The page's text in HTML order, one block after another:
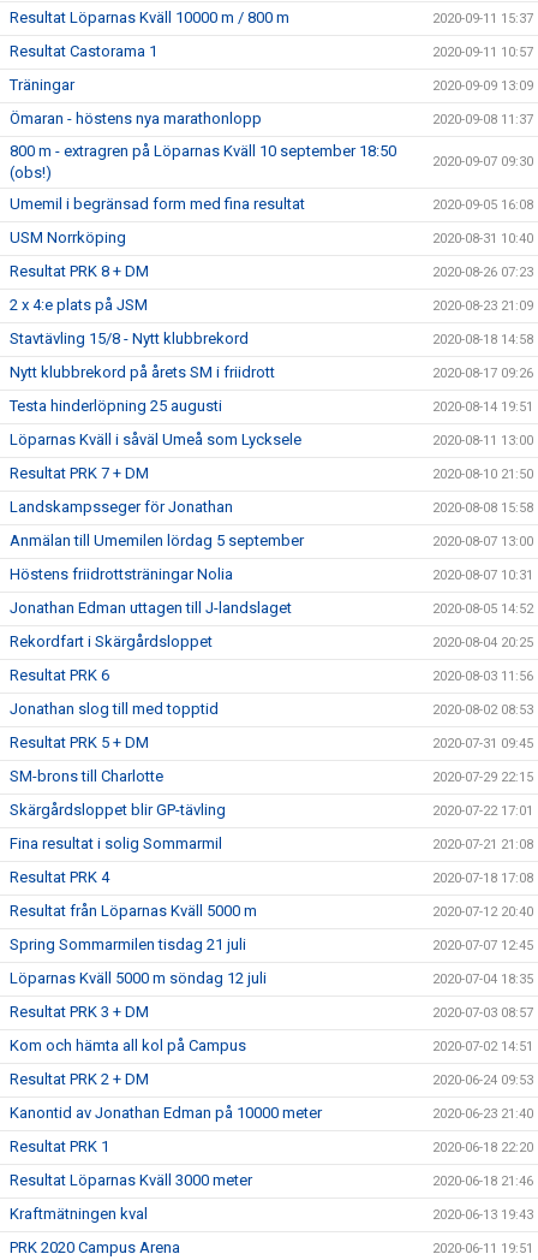
Resultat Löparnas Kväll 10000 m / 800 m 2020-09-11 15:37
Resultat Castorama 1 2020-09-11 10:57
Träningar 2020-09-09 13:09
Ömaran - höstens nya marathonlopp 2020-09-08 11:37
800 m - extragren på Löparnas Kväll 10 september 18:50
(obs!)
2020-09-07 09:30
Umemil i begränsad form med fina resultat 2020-09-05 16:08
USM Norrköping 2020-08-31 10:40
Resultat PRK 8 + DM 2020-08-26 07:23
2 x 4:e plats på JSM 2020-08-23 21:09
Stavtävling 15/8 - Nytt klubbrekord 2020-08-18 14:58
Nytt klubbrekord på årets SM i friidrott 2020-08-17 09:26
Testa hinderlöpning 25 augusti 2020-08-14 19:51
Löparnas Kväll i såväl Umeå som Lycksele 2020-08-11 13:00
Resultat PRK 7 + DM 2020-08-10 21:50
Landskampsseger för Jonathan 2020-08-08 15:58
Anmälan till Umemilen lördag 5 september 2020-08-07 13:00
Höstens friidrottsträningar Nolia 2020-08-07 10:31
Jonathan Edman uttagen till J-landslaget 2020-08-05 14:52
Rekordfart i Skärgårdsloppet 2020-08-04 20:25
Resultat PRK 6 2020-08-03 11:56
Jonathan slog till med topptid 2020-08-02 08:53
Resultat PRK 5 + DM 2020-07-31 09:45
SM-brons till Charlotte 2020-07-29 22:15
Skärgårdsloppet blir GP-tävling 2020-07-22 17:01
Fina resultat i solig Sommarmil 2020-07-21 21:08
Resultat PRK 4 2020-07-18 17:08
Resultat från Löparnas Kväll 5000 m 2020-07-12 20:40
Spring Sommarmilen tisdag 21 juli 2020-07-07 12:45
Löparnas Kväll 5000 m söndag 12 juli 2020-07-04 18:35
Resultat PRK 3 + DM 2020-07-03 08:57
Kom och hämta all kol på Campus 2020-07-02 14:51
Resultat PRK 2 + DM 2020-06-24 09:53
Kanontid av Jonathan Edman på 10000 meter 2020-06-23 21:40
Resultat PRK 1 2020-06-18 22:20
Resultat Löparnas Kväll 3000 meter 2020-06-18 21:46
Kraftmätningen kval 2020-06-13 19:43
PRK 2020 Campus Arena 2020-06-11 19:51